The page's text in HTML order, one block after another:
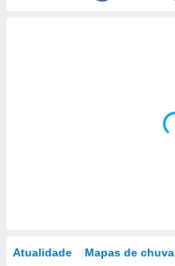
Atualidade Mapas de chuva